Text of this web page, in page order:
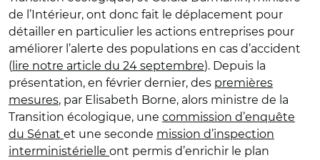
de l’Intérieur, ont donc fait le déplacement pour
détailler en particulier les actions entreprises pour
améliorer l’alerte des populations en cas d’accident
( lire notre article du 24 septembre). Depuis la
présentation, en février dernier, des premières
mesures, par Elisabeth Borne, alors ministre de la
Transition écologique, une commission d’enquête
du Sénat et une seconde mission d’inspection
interministérielle ont permis d’enrichir le plan